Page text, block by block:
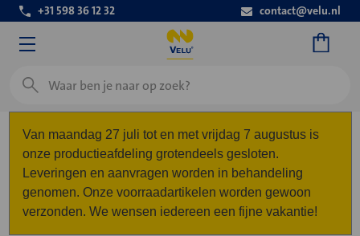
+31 598 36 12 32 contact@velu.nl
Zoeken
Van maandag 27 juli tot en met vrijdag 7 augustus is
onze productieafdeling grotendeels gesloten.
Leveringen en aanvragen worden in behandeling
genomen. Onze voorraadartikelen worden gewoon
verzonden. We wensen iedereen een fijne vakantie!